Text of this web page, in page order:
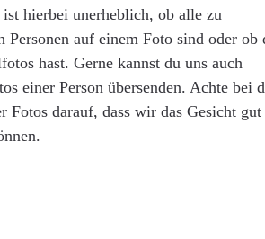
ist hierbei unerheblich, ob alle zu
Personen auf einem Foto sind oder ob
hast. Gerne kannst du uns auch
einer Person übersenden. Achte bei
Fotos darauf, dass wir das Gesicht gut